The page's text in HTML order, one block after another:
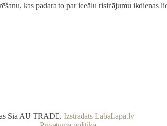
kas padara to par ideālu risinājumu ikdienas
Sia AU TRADE. Izstrādāts LabaLapa.lv